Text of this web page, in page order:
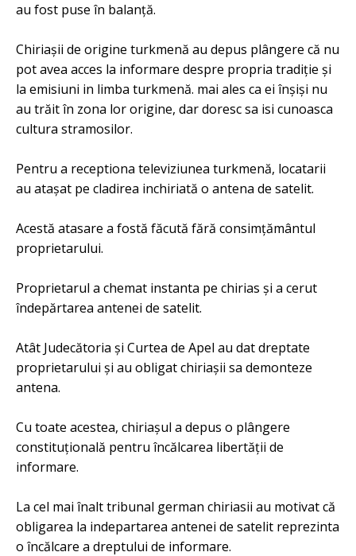
au fost puse în balanță.
Chiriașii de origine turkmenă au depus plângere că nu
pot avea acces la informare despre propria tradiție și
la emisiuni in limba turkmenă. mai ales ca ei înșiși nu
au trăit în zona lor origine, dar doresc sa isi cunoasca
cultura stramosilor.
Pentru a receptiona televiziunea turkmenă, locatarii
au atașat pe cladirea inchiriată o antena de satelit.
Acestă atasare a fostă făcută fără consimțământul
proprietarului.
Proprietarul a chemat instanta pe chirias și a cerut
îndepărtarea antenei de satelit.
Atât Judecătoria și Curtea de Apel au dat dreptate
proprietarului și au obligat chiriașii sa demonteze
antena.
Cu toate acestea, chiriașul a depus o plângere
constituțională pentru încălcarea libertății de
informare.
La cel mai înalt tribunal german chiriasii au motivat că
obligarea la indepartarea antenei de satelit reprezinta
o încălcare a dreptului de informare.